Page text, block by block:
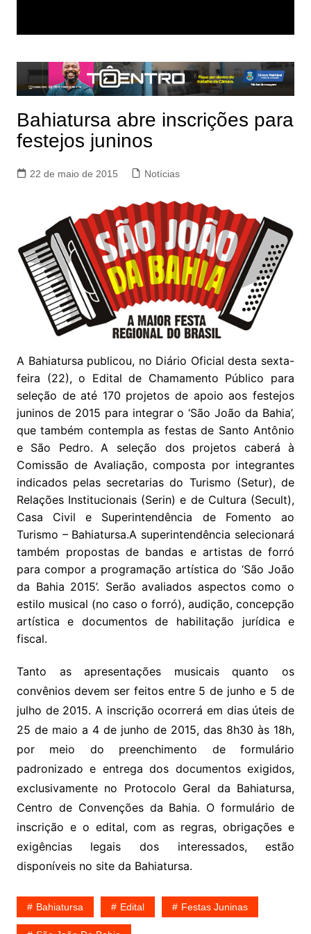
Bahiatursa abre inscrições para
festejos juninos
22 de maio de 2015 Notícias
A Bahiatursa publicou, no Diário Oficial desta sexta-
feira (22), o Edital de Chamamento Público para
seleção de até 170 projetos de apoio aos festejos
juninos de 2015 para integrar o ‘São João da Bahia’,
que também contempla as festas de Santo Antônio
e São Pedro. A seleção dos projetos caberá à
Comissão de Avaliação, composta por integrantes
indicados pelas secretarias do Turismo (Setur), de
Relações Institucionais (Serin) e de Cultura (Secult),
Casa Civil e Superintendência de Fomento ao
Turismo – Bahiatursa.A superintendência selecionará
também propostas de bandas e artistas de forró
para compor a programação artística do ‘São João
da Bahia 2015’. Serão avaliados aspectos como o
estilo musical (no caso o forró), audição, concepção
artística e documentos de habilitação jurídica e
fiscal.
Tanto as apresentações musicais quanto os
convênios devem ser feitos entre 5 de junho e 5 de
julho de 2015. A inscrição ocorrerá em dias úteis de
25 de maio a 4 de junho de 2015, das 8h30 às 18h,
por meio do preenchimento de formulário
padronizado e entrega dos documentos exigidos,
exclusivamente no Protocolo Geral da Bahiatursa,
Centro de Convenções da Bahia. O formulário de
inscrição e o edital, com as regras, obrigações e
exigências legais dos interessados, estão
disponíveis no site da Bahiatursa.
Bahiatursa Edital Festas Juninas